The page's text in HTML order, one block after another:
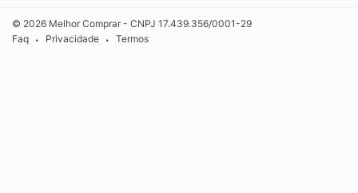
© 2026 Melhor Comprar - CNPJ 17.439.356/0001-29
Faq
• Privacidade • Termos